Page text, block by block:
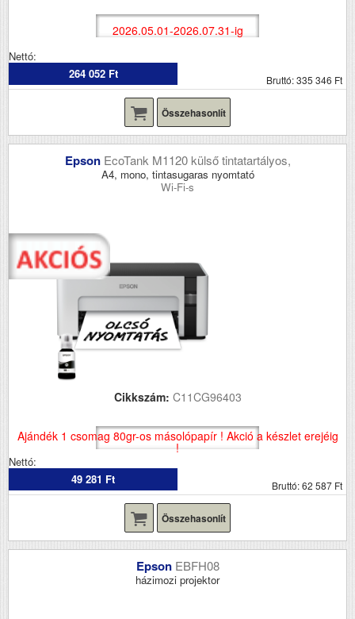
2026.05.01-2026.07.31-ig
Nettó:
264 052 Ft
Bruttó: 335 346 Ft
Összehasonlít
Epson EcoTank M1120 külső tintatartályos,
A4, mono, tintasugaras nyomtató
Wi-Fi-s
Cikkszám: C11CG96403
Ajándék 1 csomag 80gr-os másolópapír ! Akció a készlet erejéig
!
Nettó:
49 281 Ft
Bruttó: 62 587 Ft
Összehasonlít
Epson EBFH08
házimozi projektor